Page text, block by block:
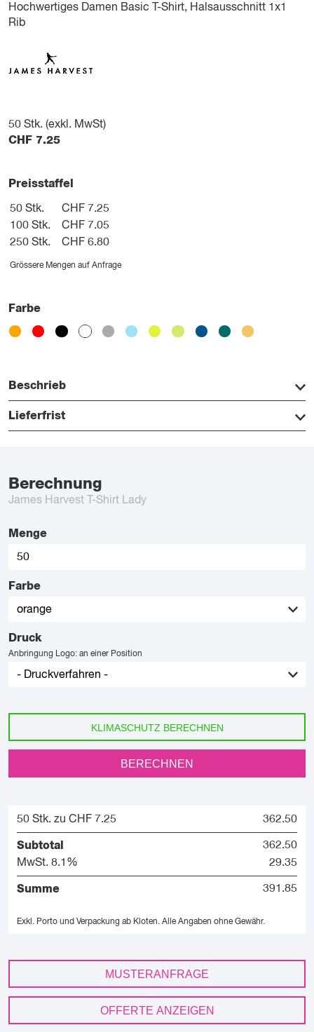
Hochwertiges Damen Basic T-Shirt, Halsausschnitt 1x1
Rib
50 Stk. (exkl. MwSt)
CHF 7.25
Preisstaffel
50 Stk.
CHF 7.25
100 Stk.
CHF 7.05
250 Stk.
CHF 6.80
Grössere Mengen auf Anfrage
Farbe
Beschrieb
Lieferfrist
Berechnung
James Harvest T-Shirt Lady
Menge
Farbe
Druck
Anbringung Logo: an einer Position
KLIMASCHUTZ BERECHNEN
BERECHNEN
50 Stk. zu CHF 7.25 362.50
Subtotal
362.50
MwSt. 8.1%
29.35
Summe 391.85
Exkl. Porto und Verpackung ab Kloten. Alle Angaben ohne Gewähr.
MUSTERANFRAGE
OFFERTE ANZEIGEN